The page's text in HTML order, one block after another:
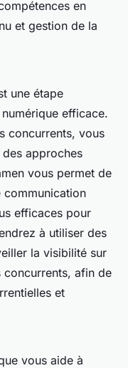
en
et gestion de la
une étape
efficace.
concurrents, vous
approches
vous permet de
communication
efficaces pour
à utiliser des
la visibilité sur
concurrents, afin de
et
vous aide à